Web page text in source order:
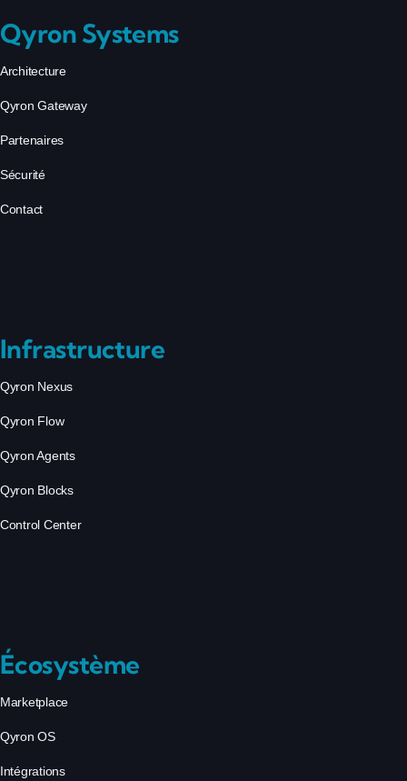
Qyron Systems
Architecture
Qyron Gateway
Partenaires
Sécurité
Contact
Infrastructure
Qyron Nexus
Qyron Flow
Qyron Agents
Qyron Blocks
Control Center
Écosystème
Marketplace
Qyron OS
Intégrations